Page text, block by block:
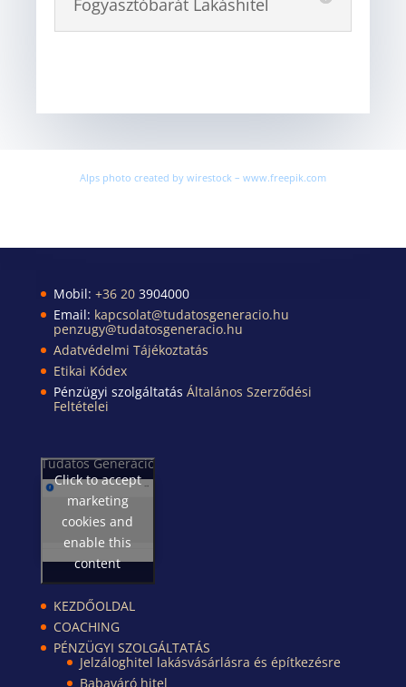
Fogyasztóbarát Lakáshitel
Alps photo created by wirestock – www.freepik.com
Mobil: +36 20 3904000
Email: kapcsolat@tudatosgeneracio.hu
penzugy@tudatosgeneracio.hu
Adatvédelmi Tájékoztatás
Etikai Kódex
Pénzügyi szolgáltatás Általános Szerződési
Feltételei
Tudatos Generáció
Click to accept
marketing
cookies and
enable this
content
KEZDŐOLDAL
COACHING
PÉNZÜGYI SZOLGÁLTATÁS
Jelzáloghitel lakásvásárlásra és építkezésre
Babaváró hitel